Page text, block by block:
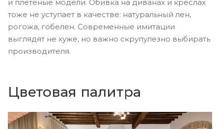
и плетеные модели. Обивка на диванах и креслах
тоже не уступает в качестве: натуральный лен,
рогожа, гобелен. Современные имитации
выглядят не хуже, но важно скрупулезно выбирать
производителя.
Цветовая палитра